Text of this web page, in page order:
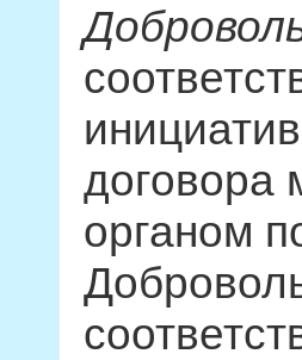
договора
органом